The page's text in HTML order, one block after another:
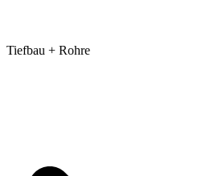
Tiefbau + Rohre